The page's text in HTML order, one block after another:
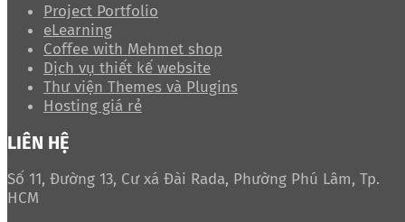
Project Portfolio
eLearning
Coffee with Mehmet shop
Dịch vụ thiết kế website
Thư viện Themes và Plugins
Hosting giá rẻ
LIÊN HỆ
Số 11, Đường 13, Cư xá Đài Rada, Phường Phú Lâm, Tp.
HCM